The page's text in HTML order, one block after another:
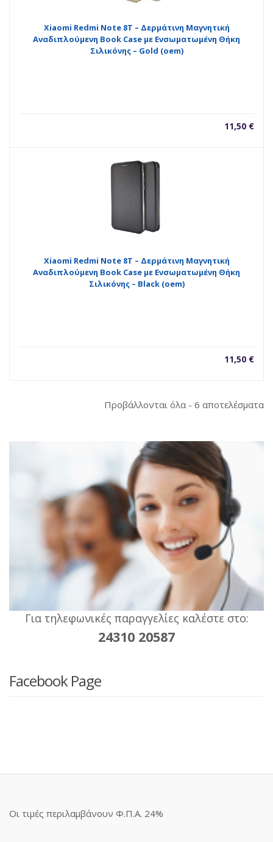
Xiaomi Redmi Note 8T – Δερμάτινη Μαγνητική
Αναδιπλούμενη Book Case με Ενσωματωμένη Θήκη
Σιλικόνης – Gold (oem)
11,50 €
Xiaomi Redmi Note 8T – Δερμάτινη Μαγνητική
Αναδιπλούμενη Book Case με Ενσωματωμένη Θήκη
Σιλικόνης – Black (oem)
11,50 €
Προβάλλονται όλα - 6 αποτελέσματα
Για τηλεφωνικές παραγγελίες καλέστε στο:
24310 20587
Facebook Page
Οι τιμές περιλαμβάνουν Φ.Π.Α. 24%